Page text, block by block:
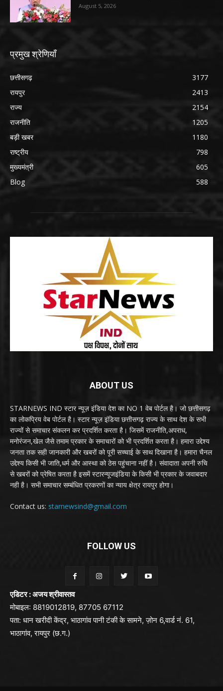
August 5, 2026
प्रमुख श्रेणियाँ
छत्तीसगढ़
3177
रायपुर
2413
राज्य
2154
राजनीति
1205
बड़ी खबर
1180
राष्ट्रीय
798
मुख्यमंत्री
605
Blog
588
ABOUT US
STARNEWS IND स्टार न्यूज़ इंडिया देश का NO 1 वेब पोर्टल है। जो छत्तीसगढ़
का लोकप्रिय वेब पोर्टल है। स्टार न्यूज़ इंडिया छत्तीसगढ़ राज्य के साथ देश के सभी
राज्यों से समाचार संकलन कर प्रदर्शित करता है। जिसमें राजनीति,अपराध,
मनोरंजन,खेल जैसे तमाम प्रकार के समाचारों को भी प्रदर्शित करता है। हमारा उद्देश्य
जनता तक सही जानकारी और खबरों को पूरी सच्चाई के साथ दिखाना है। हमारा चैनल
उद्देश्य किसी भी जाति,धर्म और आस्था को ठेस पहुंचाना नहीं है। संवादाता अपनी रुचि
से खबरों को प्रेषित करता है इसमें स्टारन्यूजइंडिया के किसी भी प्रकार के जवाबदार
नही है। सभी समाचार सम्बंधित प्रकरणों का न्याय क्षेत्र रायपुर होगा।
Contact us: starnewsind@gmail.com
FOLLOW US
एडिटर : अजय श्रीवास्तव
मोबाइल: 8819012819, 87705 67112
पता: धान खरीदी केंद्र, भाठागांव पानी टंकी के सामने, ज़ोन 6,वार्ड नं. 61,
भाठागांव, रायपुर (छ.ग.)